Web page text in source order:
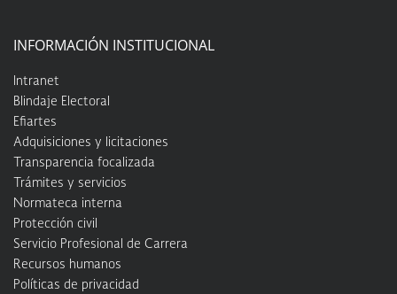
INFORMACIÓN INSTITUCIONAL
Intranet
Blindaje Electoral
Efiartes
Adquisiciones y licitaciones
Transparencia focalizada
Trámites y servicios
Normateca interna
Protección civil
Servicio Profesional de Carrera
Recursos humanos
Políticas de privacidad